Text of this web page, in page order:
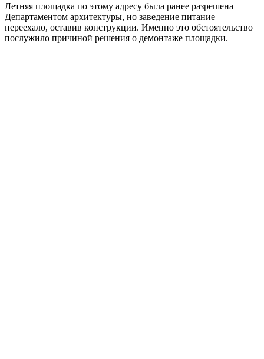
Летняя площадка по этому адресу была ранее разрешена
Департаментом архитектуры, но заведение питание
переехало, оставив конструкции. Именно это обстоятельство
послужило причиной решения о демонтаже площадки.